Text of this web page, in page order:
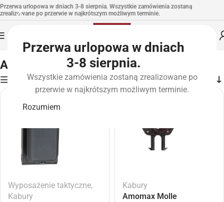
Przerwa urlopowa w dniach
3-8 sierpnia.
Wszystkie zamówienia zostaną zrealizowane po
przerwie w najkrótszym możliwym terminie.
Rozumiem
Przerwa urlopowa w dniach 3-8 sierpnia. Wszystkie zamówienia zostaną
zrealizowane po przerwie w najkrótszym możliwym terminie.
Strona główna»Marki» Amomax
Amomax
Filters
Wyposażenie taktyczne,
Kabury
Kabury
Amomax Molle